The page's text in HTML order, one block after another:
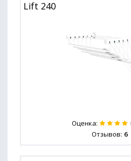
Lift 240
Оценка:
Отзывов: 6